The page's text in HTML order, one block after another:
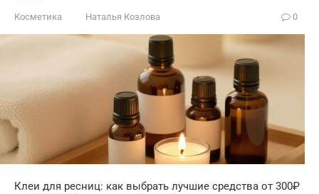
Косметика Наталья Козлова 0
Клеи для ресниц: как выбрать лучшие средства от 300₽